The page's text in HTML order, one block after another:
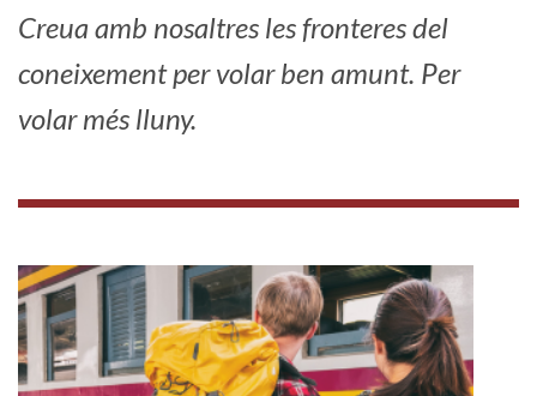
Creua amb nosaltres les fronteres del
coneixement per volar ben amunt. Per
volar més lluny.